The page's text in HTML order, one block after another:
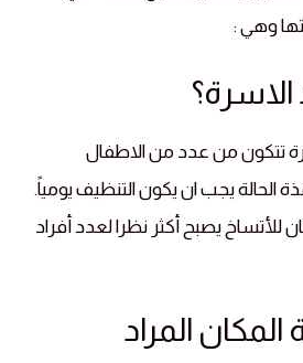
وهي :
الاسرة؟
تتكون من عدد من الاطفال
الحالة يجب ان يكون التنظيف يومياً.
يصبح أكثر نظرا لعدد أفراد
المراد